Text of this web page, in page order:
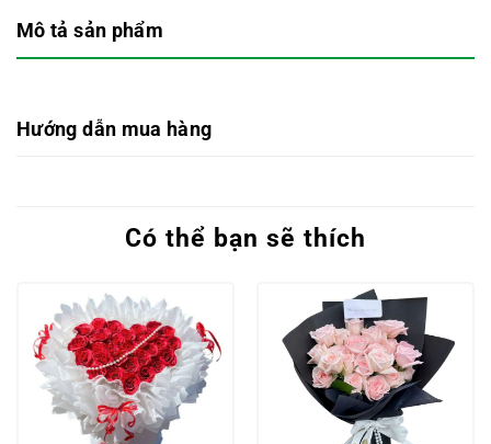
Mô tả sản phẩm
Hướng dẫn mua hàng
Có thể bạn sẽ thích